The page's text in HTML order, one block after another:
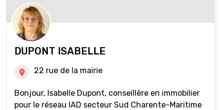
DUPONT ISABELLE
22 rue de la mairie
Bonjour, Isabelle Dupont, conseillère en immobilier
pour le réseau IAD secteur Sud Charente-Maritime